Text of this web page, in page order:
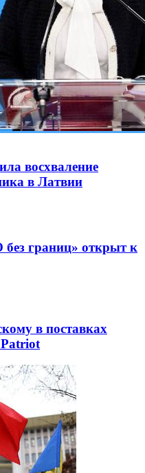
восхваление
в Латвии
без границ» открыт к
в поставках
Patriot